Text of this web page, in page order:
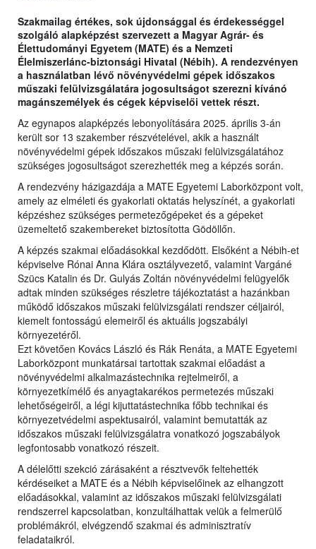
Szakmailag értékes, sok újdonsággal és érdekességgel
szolgáló alapképzést szervezett a Magyar Agrár- és
Élettudományi Egyetem (MATE) és a Nemzeti
Élelmiszerlánc-biztonsági Hivatal (Nébih). A rendezvényen
a használatban lévő növényvédelmi gépek időszakos
műszaki felülvizsgálatára jogosultságot szerezni kívánó
magánszemélyek és cégek képviselői vettek részt.
Az egynapos alapképzés lebonyolítására 2025. április 3-án
került sor 13 szakember részvételével, akik a használt
növényvédelmi gépek időszakos műszaki felülvizsgálatához
szükséges jogosultságot szerezhették meg a képzés során.
A rendezvény házigazdája a MATE Egyetemi Laborközpont volt,
amely az elméleti és gyakorlati oktatás helyszínét, a gyakorlati
képzéshez szükséges permetezőgépeket és a gépeket
üzemeltető szakembereket biztosította Gödöllőn.
A képzés szakmai előadásokkal kezdődött. Elsőként a Nébih-et
képviselve Rónai Anna Klára osztályvezető, valamint Vargáné
Szücs Katalin és Dr. Gulyás Zoltán növényvédelmi felügyelők
adtak minden szükséges részletre tájékoztatást a hazánkban
működő időszakos műszaki felülvizsgálati rendszer céljairól,
kiemelt fontosságú elemeiről és aktuális jogszabályi
környezetéről.
Ezt követően Kovács László és Rák Renáta, a MATE Egyetemi
Laborközpont munkatársai tartottak szakmai előadást a
növényvédelmi alkalmazástechnika rejtelmeiről, a
környezetkímélő és anyagtakarékos permetezés műszaki
lehetőségeiről, a légi kijuttatástechnika főbb technikai és
környezetvédelmi aspektusairól, valamint bemutatták az
időszakos műszaki felülvizsgálatra vonatkozó jogszabályok
legfontosabb vonatkozó részeit.
A délelőtti szekció zárásaként a résztvevők feltehették
kérdéseiket a MATE és a Nébih képviselőinek az elhangzott
előadásokkal, valamint az időszakos műszaki felülvizsgálati
rendszerrel kapcsolatban, konzultálhattak velük a felmerülő
problémákról, elvégzendő szakmai és adminisztratív
feladataikról.